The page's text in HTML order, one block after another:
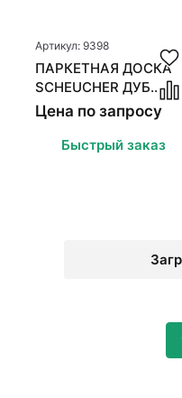
Артикул: 9398
ПАРКЕТНАЯ ДОСКА
SCHEUCHER ДУБ
НАТУР
Цена по запросу
Быстрый заказ